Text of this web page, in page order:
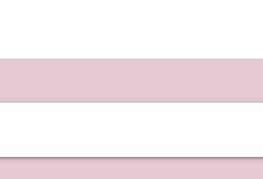
県のマンホール
県のマンホール
県のマンホール